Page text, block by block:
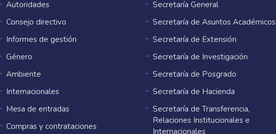
Autoridades
Consejo directivo
Informes de gestión
Género
Ambiente
Internacionales
Mesa de entradas
Compras y contrataciones
Secretaría General
Secretaría de Asuntos Académicos
Secretaría de Extensión
Secretaría de Investigación
Secretaría de Posgrado
Secretaría de Hacienda
Secretaría de Transferencia,
Relaciones Institucionales e
Internacionales